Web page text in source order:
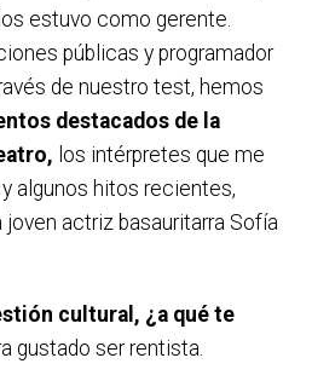
estuvo como gerente.
públicas y programador
de nuestro test, hemos
destacados de la
los intérpretes que me
algunos hitos recientes,
actriz basauritarra Sofía
cultural, ¿a qué te
gustado ser rentista.